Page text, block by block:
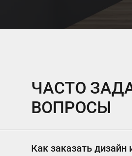
ЧАСТО
ВОПРОСЫ
Как заказать дизайн